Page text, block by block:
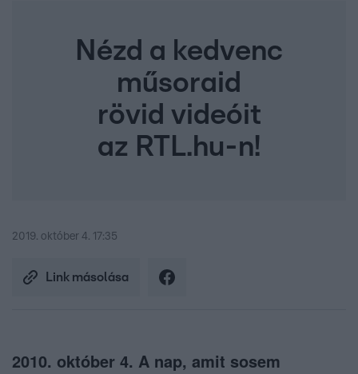
Nézd a kedvenc
műsoraid
rövid videóit
az RTL.hu-n!
2019. október 4. 17:35
Link másolása
2010. október 4. A nap, amit sosem